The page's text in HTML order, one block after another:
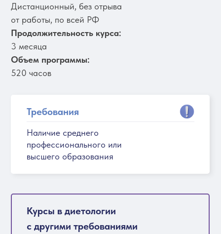
Дистанционный, без отрыва
от работы, по всей РФ
Продолжительность курса:
3 месяца
Объем программы:
520 часов
Курсы в диетологии
с другими требованиями
Наличие среднего
профессионального или
высшего образования
Требования